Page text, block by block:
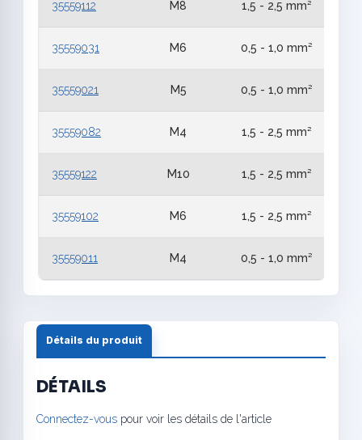
35559112 M8 1,5 - 2,5 mm²
35559031 M6 0,5 - 1,0 mm²
35559021 M5 0,5 - 1,0 mm²
35559082 M4 1,5 - 2,5 mm²
35559122 M10 1,5 - 2,5 mm²
35559102 M6 1,5 - 2,5 mm²
35559011 M4 0,5 - 1,0 mm²
Détails du produit
DÉTAILS
Connectez-vous pour voir les détails de l'article